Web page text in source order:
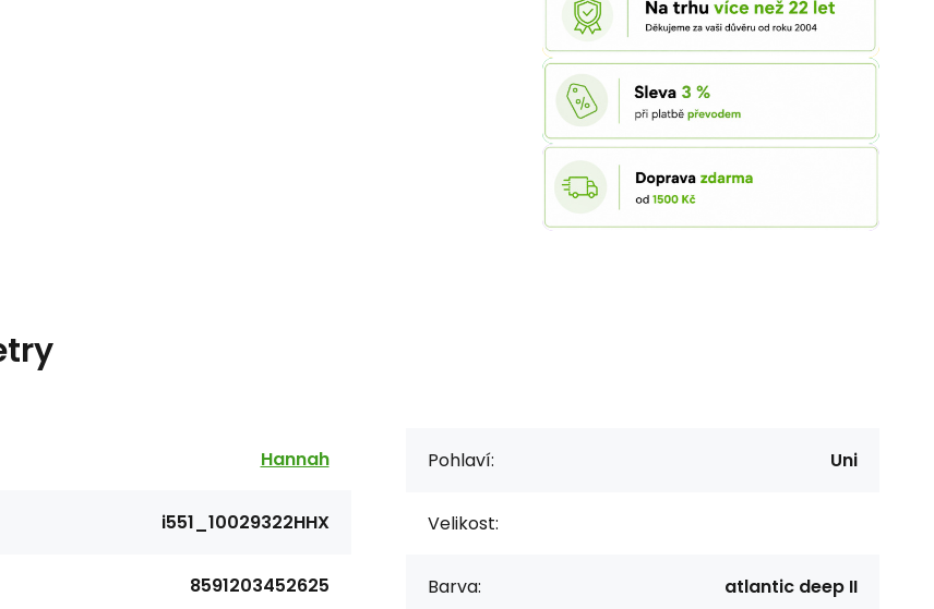
Hannah
i551_10029322HHX
8591203452625
Pohlaví: Uni
Velikost:
Barva: atlantic deep II